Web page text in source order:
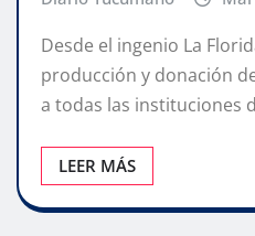
Desde el ingenio La
producción y donación
a todas las instituciones
LEER MÁS